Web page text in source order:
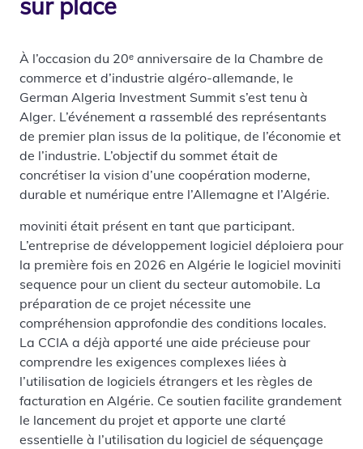
sur place
À l’occasion du 20ᵉ anniversaire de la Chambre de
commerce et d’industrie algéro-allemande, le
German Algeria Investment Summit s’est tenu à
Alger. L’événement a rassemblé des représentants
de premier plan issus de la politique, de l’économie et
de l’industrie. L’objectif du sommet était de
concrétiser la vision d’une coopération moderne,
durable et numérique entre l’Allemagne et l’Algérie.
moviniti était présent en tant que participant.
L’entreprise de développement logiciel déploiera pour
la première fois en 2026 en Algérie le logiciel moviniti
sequence pour un client du secteur automobile. La
préparation de ce projet nécessite une
compréhension approfondie des conditions locales.
La CCIA a déjà apporté une aide précieuse pour
comprendre les exigences complexes liées à
l’utilisation de logiciels étrangers et les règles de
facturation en Algérie. Ce soutien facilite grandement
le lancement du projet et apporte une clarté
essentielle à l’utilisation du logiciel de séquençage